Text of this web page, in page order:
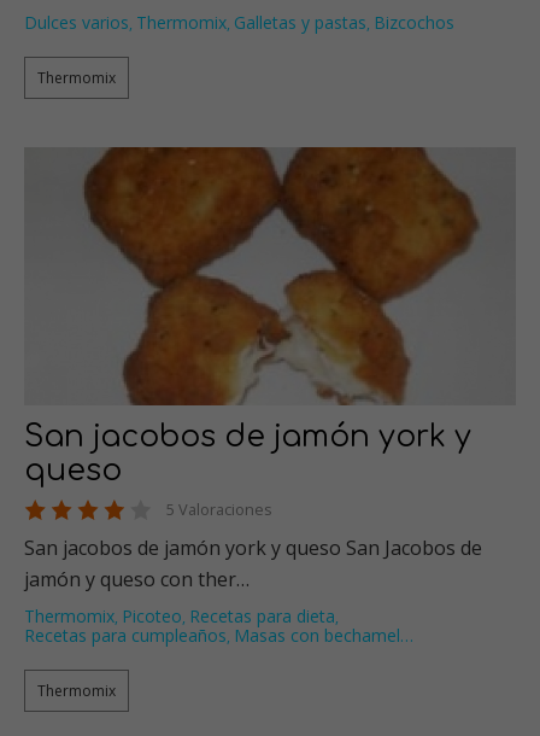
Dulces varios, Thermomix, Galletas y pastas, Bizcochos
Thermomix
San jacobos de jamón york y
queso
5 Valoraciones
San jacobos de jamón york y queso San Jacobos de
jamón y queso con ther…
Thermomix, Picoteo, Recetas para dieta,
Recetas para cumpleaños, Masas con bechamel…
Thermomix